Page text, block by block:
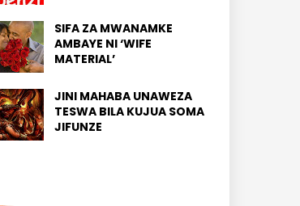
SIFA ZA MWANAMKE
AMBAYE NI ‘WIFE
MATERIAL’
JINI MAHABA UNAWEZA
TESWA BILA KUJUA SOMA
JIFUNZE